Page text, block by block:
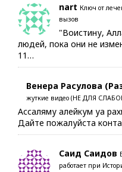
nart Ключ от
вызов
"Воистину,
людей, пока они не
11…
Венера Расулова
жуткие видео (НЕ ДЛЯ
Ассаляму алейкум уа
Дайте пожалуйста
Саид Саидов
работает при